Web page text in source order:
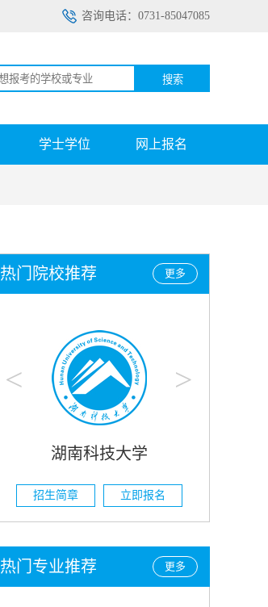
咨询电话：0731-85047085
搜索
学士学位 网上报名
更多
热门院校推荐
< >
湖南农业大学
招生简章
更多
热门专业推荐